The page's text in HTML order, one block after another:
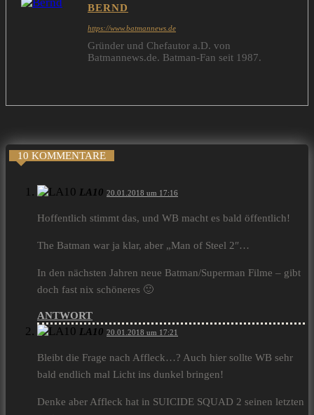
BERND
https://www.batmannews.de
Gründer und Chefautor a.D. von
Batmannews.de. Batman-Fan seit 1987.
10 KOMMENTARE
LA10 20.01.2018 um 17:16
Hoffentlich stimmt das, und WB macht es bald öffentlich!
The Batman war ja klar, aber „Man of Steel 2″…
In den nächsten Jahren neue Batman/Superman Filme – gibt
doch fast nix schöneres 🙂
ANTWORT
LA10 20.01.2018 um 17:21
Bleibt die Frage nach Affleck…? Auch hier sollte WB sehr
bald endlich mal Licht ins dunkel bringen!
Denke aber Affleck hat in SUICIDE SQUAD 2 seinen letzten